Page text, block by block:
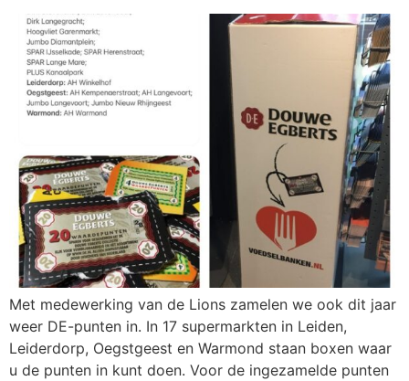
Met medewerking van de Lions zamelen we ook dit jaar
weer DE-punten in. In 17 supermarkten in Leiden,
Leiderdorp, Oegstgeest en Warmond staan boxen waar
u de punten in kunt doen. Voor de ingezamelde punten